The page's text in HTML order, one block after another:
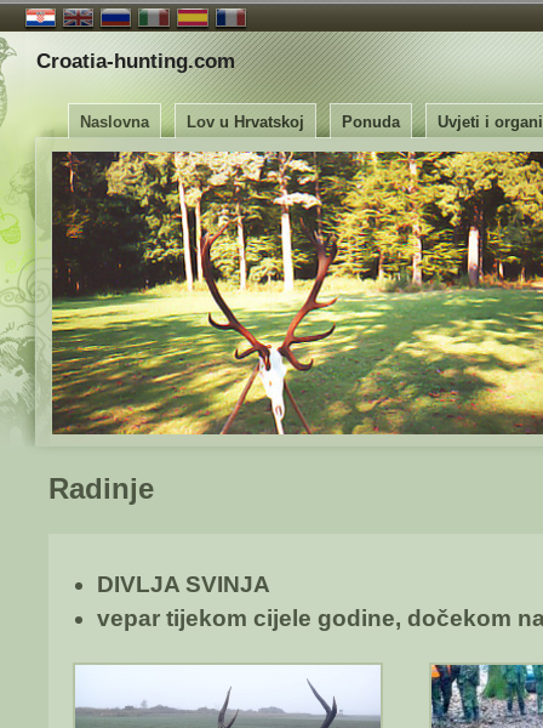
Croatia-hunting.com
Naslovna Lov u Hrvatskoj Ponuda Uvjeti i
Radinje
DIVLJA SVINJA
vepar tijekom cijele godine, dočekom